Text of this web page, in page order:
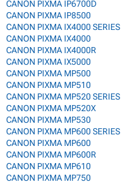
CANON PIXMA IP6700D
CANON PIXMA IP8500
CANON PIXMA IX4000 SERIES
CANON PIXMA IX4000
CANON PIXMA IX4000R
CANON PIXMA IX5000
CANON PIXMA MP500
CANON PIXMA MP510
CANON PIXMA MP520 SERIES
CANON PIXMA MP520X
CANON PIXMA MP530
CANON PIXMA MP600 SERIES
CANON PIXMA MP600
CANON PIXMA MP600R
CANON PIXMA MP610
CANON PIXMA MP750